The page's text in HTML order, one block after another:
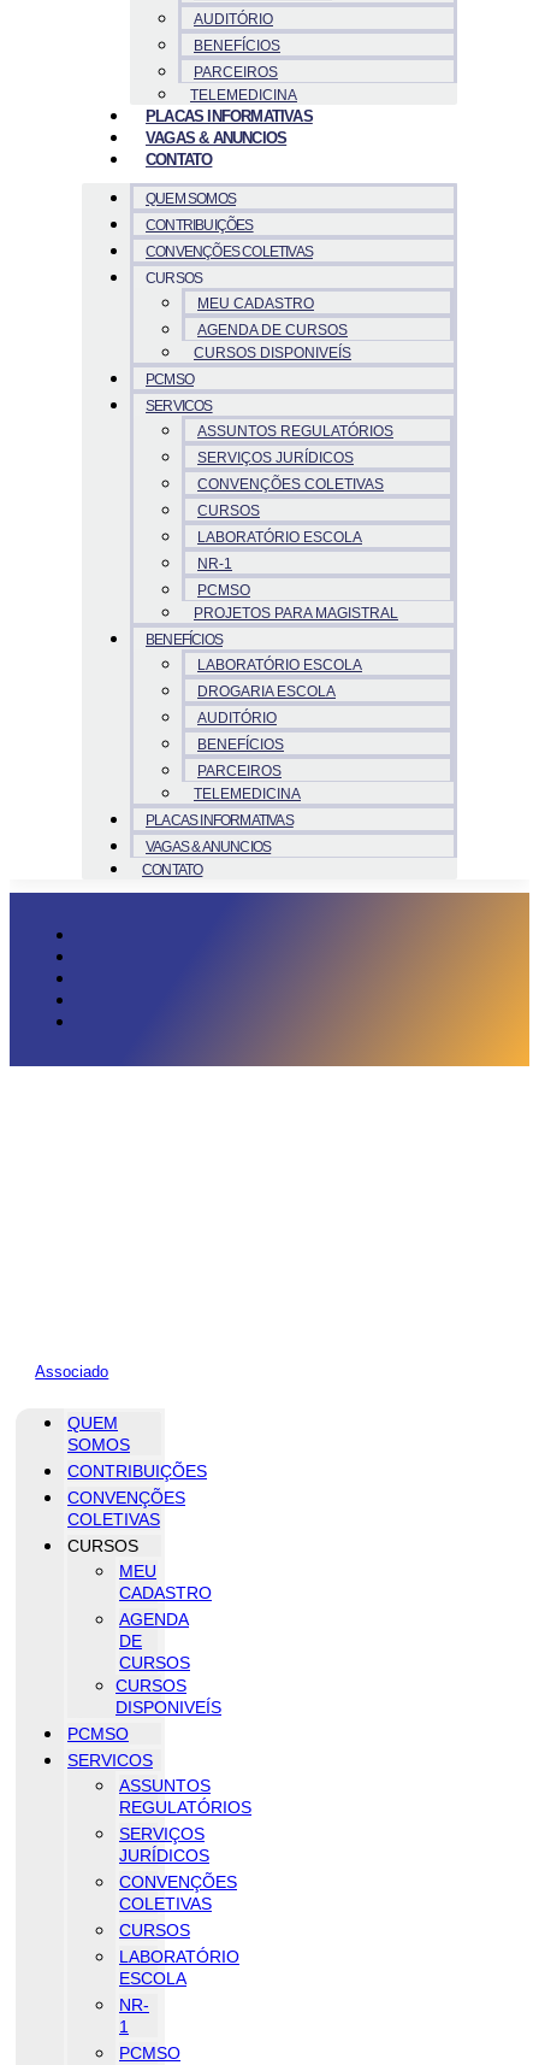
AUDITÓRIO
BENEFÍCIOS
PARCEIROS
TELEMEDICINA
PLACAS INFORMATIVAS
VAGAS & ANUNCIOS
CONTATO
QUEM SOMOS
CONTRIBUIÇÕES
CONVENÇÕES COLETIVAS
CURSOS
MEU CADASTRO
AGENDA DE CURSOS
CURSOS DISPONIVEÍS
PCMSO
SERVICOS
ASSUNTOS REGULATÓRIOS
SERVIÇOS JURÍDICOS
CONVENÇÕES COLETIVAS
CURSOS
LABORATÓRIO ESCOLA
NR-1
PCMSO
PROJETOS PARA MAGISTRAL
BENEFÍCIOS
LABORATÓRIO ESCOLA
DROGARIA ESCOLA
AUDITÓRIO
BENEFÍCIOS
PARCEIROS
TELEMEDICINA
PLACAS INFORMATIVAS
VAGAS & ANUNCIOS
CONTATO
Associado
QUEM
SOMOS
CONTRIBUIÇÕES
CONVENÇÕES
COLETIVAS
CURSOS
MEU
CADASTRO
AGENDA
DE
CURSOS
CURSOS
DISPONIVEÍS
PCMSO
SERVICOS
ASSUNTOS
REGULATÓRIOS
SERVIÇOS
JURÍDICOS
CONVENÇÕES
COLETIVAS
CURSOS
LABORATÓRIO
ESCOLA
NR-
1
PCMSO